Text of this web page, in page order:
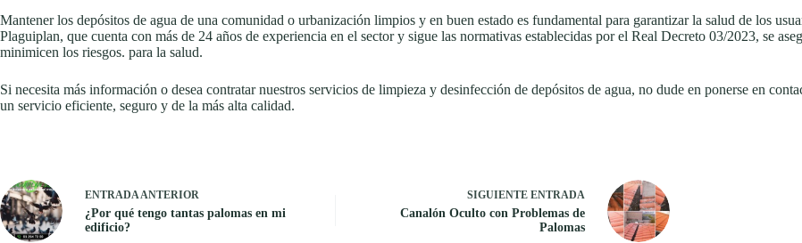
Mantener los depósitos de agua de una comunidad o urbanización limpios y en buen estado es fundamental para garantizar la salud de los
Plaguiplan, que cuenta con más de 24 años de experiencia en el sector y sigue las normativas establecidas por el Real Decreto 03/2023, se
minimicen los riesgos. para la salud.
Si necesita más información o desea contratar nuestros servicios de limpieza y desinfección de depósitos de agua, no dude en ponerse en
un servicio eficiente, seguro y de la más alta calidad.
ENTRADAANTERIOR
¿Por qué tengo tantas palomas en mi
edificio?
SIGUIENTE ENTRADA
Canalón Oculto con Problemas de
Palomas